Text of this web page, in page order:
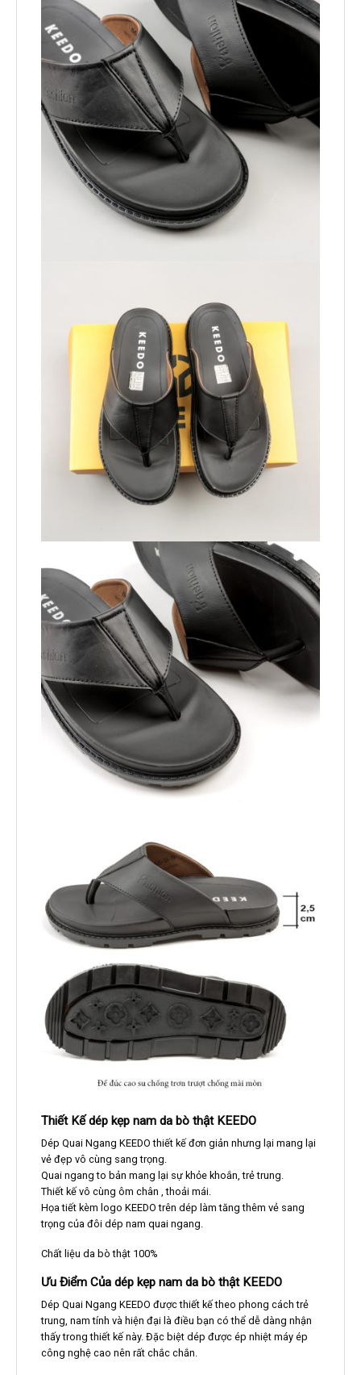
Thiết Kế dép kẹp nam da bò thật KEEDO
Dép Quai Ngang KEEDO thiết kế đơn giản nhưng lại mang lại
vẻ đẹp vô cùng sang trọng.
Quai ngang to bản mang lại sự khỏe khoắn, trẻ trung.
Thiết kế vô cùng ôm chân , thoải mái.
Họa tiết kèm logo KEEDO trên dép làm tăng thêm vẻ sang
trọng của đôi dép nam quai ngang.
Chất liệu da bò thật 100%
Ưu Điểm Của dép kẹp nam da bò thật KEEDO
Dép Quai Ngang KEEDO được thiết kế theo phong cách trẻ
trung, nam tính và hiện đại là điều bạn có thể dễ dàng nhận
thấy trong thiết kế này. Đặc biệt dép được ép nhiệt máy ép
công nghệ cao nên rất chắc chắn.